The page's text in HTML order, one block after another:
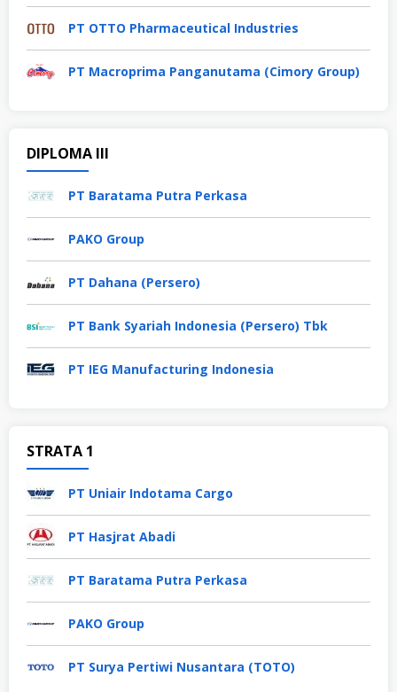
PT OTTO Pharmaceutical Industries
PT Macroprima Panganutama (Cimory Group)
DIPLOMA III
PT Baratama Putra Perkasa
PAKO Group
PT Dahana (Persero)
PT Bank Syariah Indonesia (Persero) Tbk
PT IEG Manufacturing Indonesia
STRATA 1
PT Uniair Indotama Cargo
PT Hasjrat Abadi
PT Baratama Putra Perkasa
PAKO Group
PT Surya Pertiwi Nusantara (TOTO)